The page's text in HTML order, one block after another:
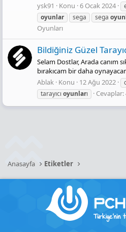
ysk91
Konu 6 Ocak 2024
oyunlar
sega sega
Oyunları
Bildiğiniz Güzel
Selam Dostlar, Arada canım
bırakıcam bir daha
Ablak Konu 12 Ağu 2022
tarayıcı oyunları Cevaplar:
Anasayfa Etiketler